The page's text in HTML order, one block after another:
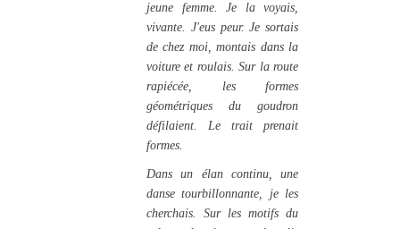
jeune femme. Je la voyais,
vivante. J'eus peur. Je sortais
de chez moi, montais dans la
voiture et roulais. Sur la route
rapiécée, les formes
géométriques du goudron
défilaient. Le trait prenait
formes.
Dans un élan continu, une
danse tourbillonnante, je les
cherchais. Sur les motifs du